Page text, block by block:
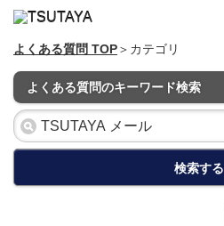
よくある質問 TOP＞カテゴリ
よくある質問のキーワード検索
検索する